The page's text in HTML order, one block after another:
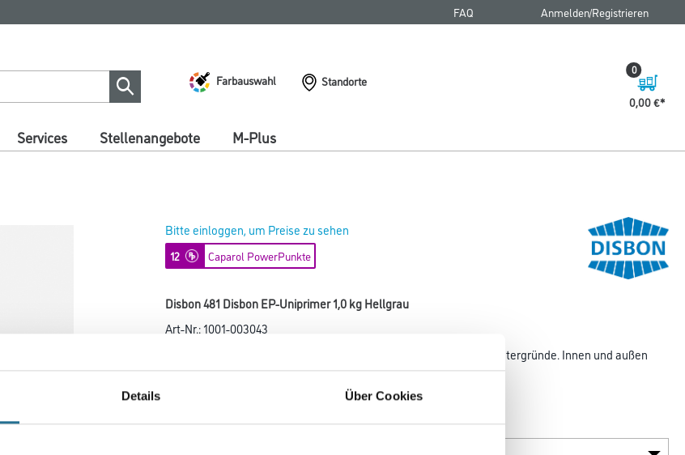
Details Über Cookies
FAQ Anmelden/Registrieren
Farbauswahl
Standorte
0,00 €
0
Services Stellenangebote M-Plus
Bitte einloggen, um Preise zu sehen
12 Caparol PowerPunkte
Disbon 481 Disbon EP-Uniprimer 1,0 kg Hellgrau
Art-Nr.:1001-003043
Wässrige 2K-Epoxidharz-Grundierung für nicht saugende, starre Untergründe. Innen und außen
einsetzbar.
Kombigebinde: Komponente A und B
Farbtonbezeichnung Gebinde